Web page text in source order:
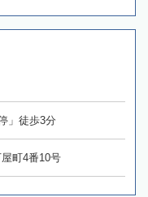
」徒歩3分
町4番10号